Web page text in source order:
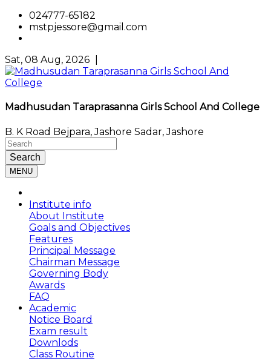
024777-65182
mstpjessore@gmail.com
Sat, 08 Aug, 2026
Madhusudan Taraprasanna Girls School And College
B. K Road Bejpara, Jashore Sadar, Jashore
Search
MENU
Institute info
About Institute
Goals and Objectives
Features
Principal Message
Chairman Message
Governing Body
Awards
FAQ
Academic
Notice Board
Exam result
Downlods
Class Routine